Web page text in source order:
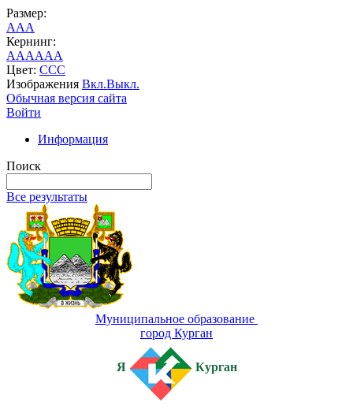
Размер:
AAA
Кернинг:
AAAAAA
Цвет: CCC
Изображения Вкл.Выкл.
Обычная версия сайта
Войти
Информация
Поиск
Все результаты
Муниципальное образование
город Курган
Я Курган